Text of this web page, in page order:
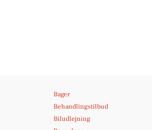
Bager
Behandlingstilbud
Biludlejning